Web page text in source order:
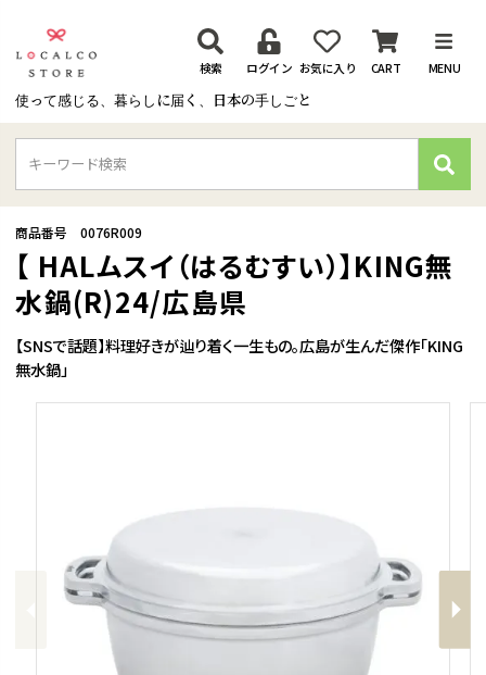
使って感じる、暮らしに届く、日本の手しごと
検索 ログイン お気に入り CART MENU
検
索
Previous
【SNSで話題】料理好きが辿り着く一生もの。広島が生んだ傑作「KING
無水鍋」
【 HALムスイ（はるむすい）】KING無
水鍋(R)24/広島県
商品番号 0076R009